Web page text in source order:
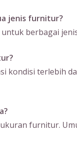
jenis furnitur?
untuk berbagai
kondisi terlebih
furnitur.